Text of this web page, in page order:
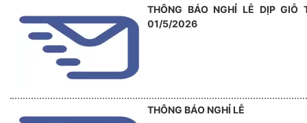
THÔNG BÁO NGHỈ LỄ DỊP
01/5/2026
THÔNG BÁO NGHỈ LỄ